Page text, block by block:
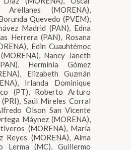
(MORENA),
Quevedo (PVEM),
Madrid (PAN), Edna
Herrera (PAN), Rosana
Edin Cuauhtémoc
Nancy Janeth
Herminia Gómez
Elizabeth Guzmán
Irlanda Dominique
(PT), Roberto Arturo
Saúl Mireles Corral
Olson San Vicente
Máynez (MORENA),
(MORENA), María
Reyes (MORENA), Alma
Lerma (MC), Guillermo